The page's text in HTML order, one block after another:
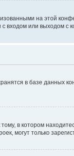
на этой
входом или выходом
в базе данных
в котором
могут только